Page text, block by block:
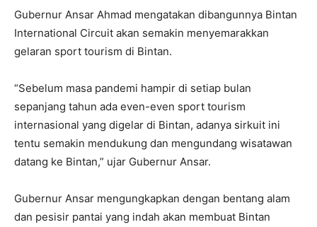
Gubernur Ansar Ahmad mengatakan dibangunnya Bintan
International Circuit akan semakin menyemarakkan
gelaran sport tourism di Bintan.
“Sebelum masa pandemi hampir di setiap bulan
sepanjang tahun ada even-even sport tourism
internasional yang digelar di Bintan, adanya sirkuit ini
tentu semakin mendukung dan mengundang wisatawan
datang ke Bintan,” ujar Gubernur Ansar.
Gubernur Ansar mengungkapkan dengan bentang alam
dan pesisir pantai yang indah akan membuat Bintan